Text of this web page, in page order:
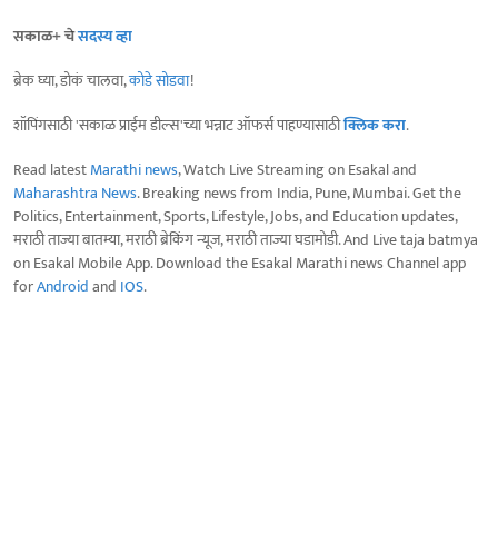
सकाळ+ चेसदस्य व्हा
ब्रेक घ्या, डोकं चालवा,कोडे सोडवा!
शॉपिंगसाठी 'सकाळ प्राईम डील्स'च्या भन्नाट ऑफर्स पाहण्यासाठीक्लिक करा.
Read latestMarathi news, Watch Live Streaming on Esakal and
Maharashtra News. Breaking news from India, Pune, Mumbai. Get the
Politics, Entertainment, Sports, Lifestyle, Jobs, and Education updates,
मराठी ताज्या बातम्या, मराठी ब्रेकिंग न्यूज, मराठी ताज्या घडामोडी. And Live taja batmya
on Esakal Mobile App. Download the Esakal Marathi news Channel app
forAndroidand IOS.